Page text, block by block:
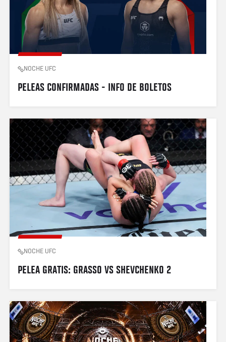
NOCHE UFC
PELEAS CONFIRMADAS - INFO DE BOLETOS
NOCHE UFC